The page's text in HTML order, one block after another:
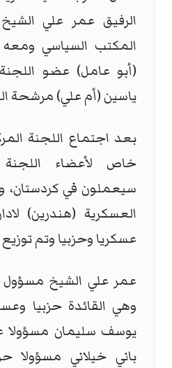
الرفيق عمر علي
المكتب السياسي
(أبو عامل) عضو اللجنة
ياسين (أم علي) مرشحة
بعد اجتماع اللجنة
خاص لأعضاء اللجنة
سيعملون في كردستان،
العسكرية (هندرين)
عسكريا وحزبيا وتم توزيع
عمر علي الشيخ
وهي القائدة حزبيا
يوسف سليمان مسؤولا
باني خيلاني مسؤولا